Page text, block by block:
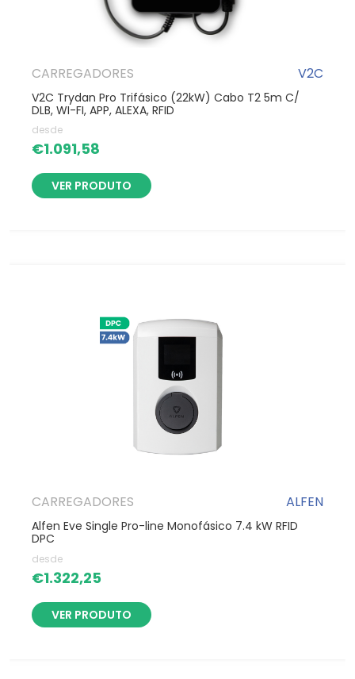
CARREGADORES V2C
V2C Trydan Pro Trifásico (22kW) Cabo T2 5m C/
DLB, WI-FI, APP, ALEXA, RFID
desde
€1.091,58
VER PRODUTO
CARREGADORES ALFEN
Alfen Eve Single Pro-line Monofásico 7.4 kW RFID
DPC
desde
€1.322,25
VER PRODUTO